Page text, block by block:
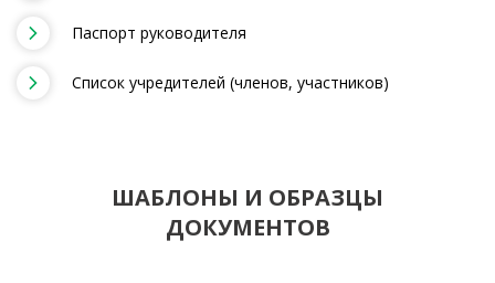
Паспорт руководителя
Список учредителей (членов, участников)
ШАБЛОНЫ И ОБРАЗЦЫ
ДОКУМЕНТОВ